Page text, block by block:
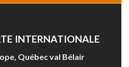
INTERNATIONALE
Québec val Bélair